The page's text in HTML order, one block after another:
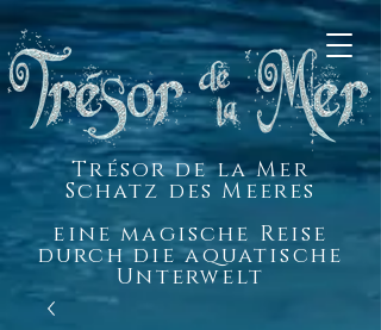
Trésor de la Mer
Schatz des Meeres
eine magische Reise
durch die aquatische
Unterwelt